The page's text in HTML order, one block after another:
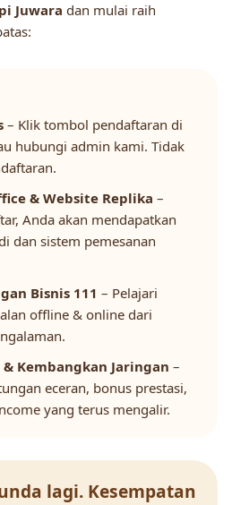
Juwara dan mulai raih
– Klik tombol pendaftaran di
hubungi admin kami. Tidak
& Website Replika –
Anda akan mendapatkan
dan sistem pemesanan
Bisnis 111 – Pelajari
offline & online dari
Kembangkan Jaringan –
eceran, bonus prestasi,
yang terus mengalir.
lagi. Kesempatan